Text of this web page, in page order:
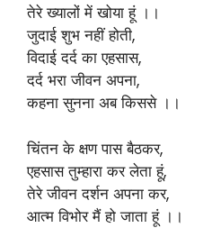
तेरे ख्यालों में खोया हूं ।।
जुदाई शुभ नहीं होती,
विदाई दर्द का एहसास,
दर्द भरा जीवन अपना,
कहना सुनना अब किससे ।।
चिंतन के क्षण पास बैठकर,
एहसास तुम्हारा कर लेता हूं,
तेरे जीवन दर्शन अपना कर,
आत्म विभोर मैं हो जाता हूं ।।